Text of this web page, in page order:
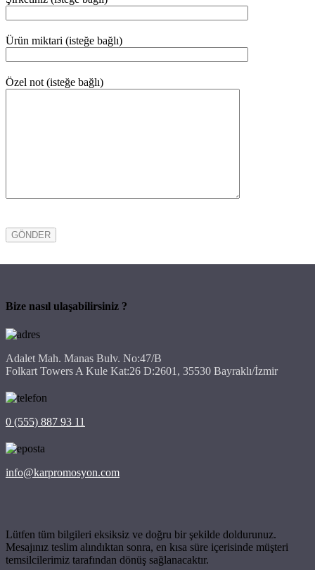
Ürün miktari (isteğe bağlı)
Özel not (isteğe bağlı)
Bize nasıl ulaşabilirsiniz ?
Adalet Mah. Manas Bulv. No:47/B
Folkart Towers A Kule Kat:26 D:2601, 35530 Bayraklı/İzmir
0 (555) 887 93 11
info@karpromosyon.com
Lütfen tüm bilgileri eksiksiz ve doğru bir şekilde doldurunuz.
Mesajınız teslim alındıktan sonra, en kısa süre içerisinde müşteri
temsilcilerimiz tarafından dönüş sağlanacaktır.